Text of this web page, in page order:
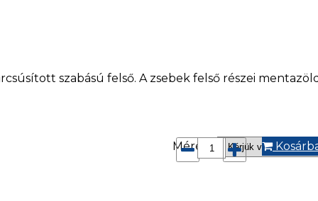
szabású felső. A zsebek felső részei
Méret*: